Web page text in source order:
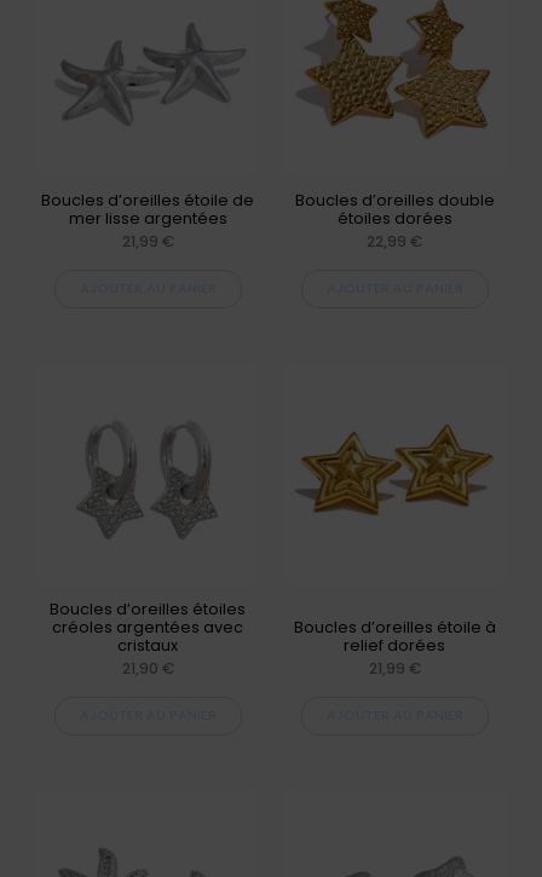
Boucles d’oreilles étoile de
mer lisse argentées
21,99 €
Boucles d’oreilles double
étoiles dorées
22,99 €
Boucles d’oreilles étoiles
créoles argentées avec
cristaux
21,90 €
Boucles d’oreilles étoile à
relief dorées
21,99 €